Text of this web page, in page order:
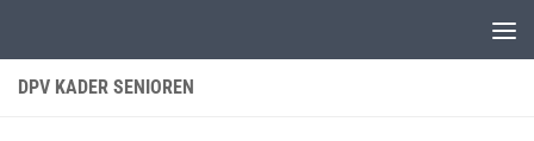
DPV KADER SENIOREN